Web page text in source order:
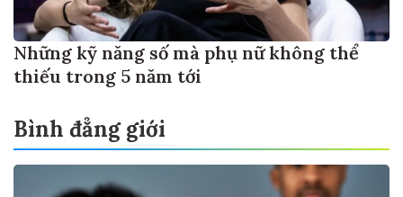
Những kỹ năng số mà phụ nữ không thể
thiếu trong 5 năm tới
Bình đẳng giới